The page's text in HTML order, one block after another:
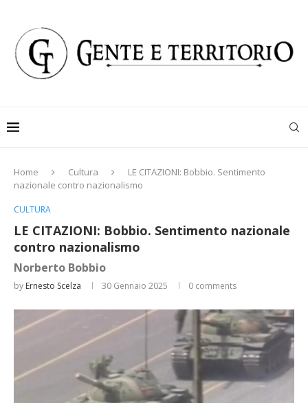
Home Cultura
LE CITAZIONI: Bobbio. Sentimento
nazionale contro nazionalismo
CULTURA
LE CITAZIONI: Bobbio. Sentimento nazionale
contro nazionalismo
Norberto Bobbio
by Ernesto Scelza 30 Gennaio 2025 0 comments